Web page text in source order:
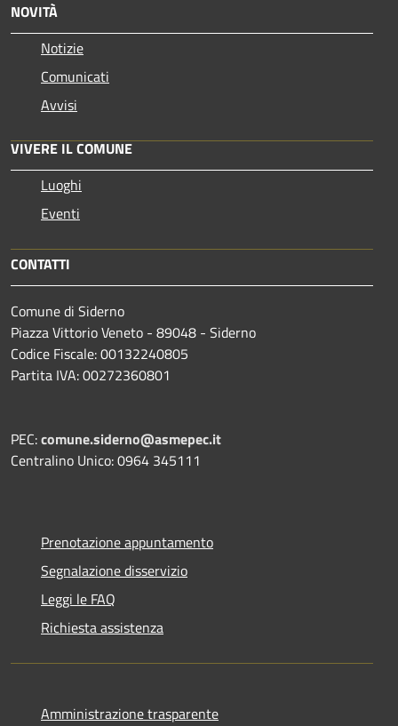
NOVITÀ
Notizie
Comunicati
Avvisi
VIVERE IL COMUNE
Luoghi
Eventi
CONTATTI
Comune di Siderno
Piazza Vittorio Veneto - 89048 - Siderno
Codice Fiscale: 00132240805
Partita IVA: 00272360801
PEC:comune.siderno@asmepec.it
Centralino Unico: 0964 345111
Prenotazione appuntamento
Segnalazione disservizio
Leggi le FAQ
Richiesta assistenza
Amministrazione trasparente